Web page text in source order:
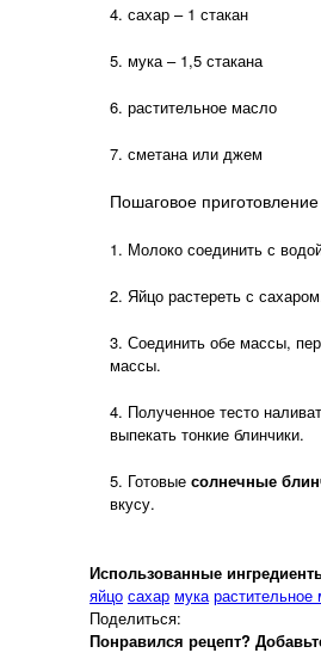
4. сахар – 1 стакан
5. мука – 1,5 стакана
6. растительное масло
7. сметана или джем
Пошаговое
1. Молоко соединить с
2. Яйцо растереть с
3. Соединить обе массы,
массы.
4. Полученное тесто
выпекать тонкие блинчики.
5. Готовые солнечные
вкусу.
Использованные
яйцо сахар мука растительное
Поделиться:
Понравился рецепт?